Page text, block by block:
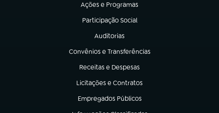
Ações e Programas
(abre em nova aba)
Participação Social
(abre em nova aba)
Auditorias
(abre em nova aba)
Convênios e Transferências
(abre em nova aba)
Receitas e Despesas
(abre em nova aba)
Licitações e Contratos
(abre em nova aba)
Empregados Públicos
(abre em nova aba)